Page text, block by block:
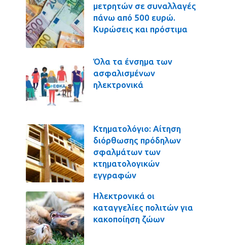
μετρητών σε συναλλαγές
πάνω από 500 ευρώ.
Κυρώσεις και πρόστιμα
Όλα τα ένσημα των
ασφαλισμένων
ηλεκτρονικά
Κτηματολόγιο: Αίτηση
διόρθωσης πρόδηλων
σφαλμάτων των
κτηματολογικών
εγγραφών
Ηλεκτρονικά οι
καταγγελίες πολιτών για
κακοποίηση ζώων